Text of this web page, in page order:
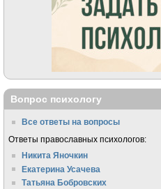
Вопрос психологу
Все ответы на вопросы
Ответы православных психологов:
Никита Яночкин
Екатерина Усачева
Татьяна Бобровских